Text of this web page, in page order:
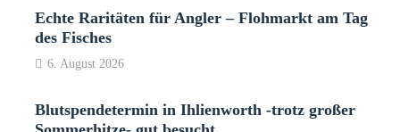
Echte Raritäten für Angler – Flohmarkt am Tag
des Fisches
6. August 2026
Blutspendetermin in Ihlienworth -trotz großer